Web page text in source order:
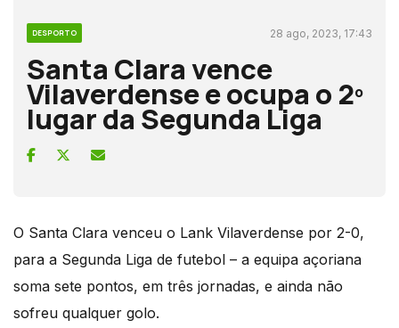
DESPORTO 28 ago, 2023, 17:43
Santa Clara vence
Vilaverdense e ocupa o 2º
lugar da Segunda Liga
O Santa Clara venceu o Lank Vilaverdense por 2-0,
para a Segunda Liga de futebol – a equipa açoriana
soma sete pontos, em três jornadas, e ainda não
sofreu qualquer golo.